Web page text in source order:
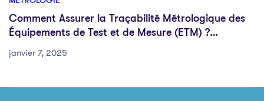
Comment Assurer la Traçabilité Métrologique des
Équipements de Test et de Mesure (ETM) ?
janvier 7, 2025